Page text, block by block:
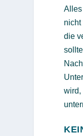
nicht
die
wird,